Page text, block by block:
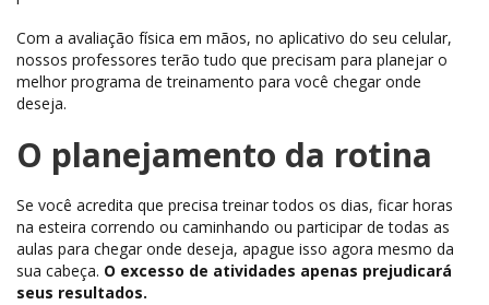
Com a avaliação física em mãos, no aplicativo do seu celular,
nossos professores terão tudo que precisam para planejar o
melhor programa de treinamento para você chegar onde
deseja.
O planejamento da rotina
Se você acredita que precisa treinar todos os dias, ficar horas
na esteira correndo ou caminhando ou participar de todas as
aulas para chegar onde deseja, apague isso agora mesmo da
sua cabeça. O excesso de atividades apenas prejudicará
seus resultados.